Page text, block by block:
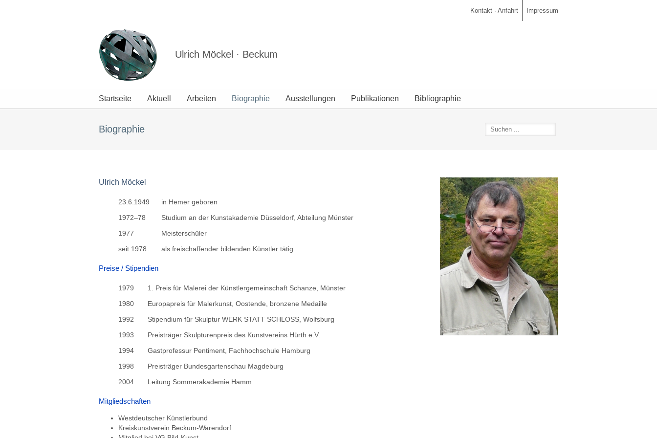
Kontakt · Anfahrt Impressum
Ulrich Möckel · Beckum
Startseite Aktuell Arbeiten Biographie Ausstellungen Publikationen Bibliographie
Biographie
Ulrich Möckel
23.6.1949
in Hemer geboren
1972–78
Studium an der Kunstakademie Düsseldorf, Abteilung Münster
1977
Meisterschüler
seit 1978
als freischaffender bildenden Künstler tätig
Preise / Stipendien
1979
1. Preis für Malerei der Künstlergemeinschaft Schanze, Münster
1980
Europapreis für Malerkunst, Oostende, bronzene Medaille
1992
Stipendium für Skulptur WERK STATT SCHLOSS, Wolfsburg
1993
Preisträger Skulpturenpreis des Kunstvereins Hürth e.V.
1994
Gastprofessur Pentiment, Fachhochschule Hamburg
1998
Preisträger Bundesgartenschau Magdeburg
2004
Leitung Sommerakademie Hamm
Mitgliedschaften
Westdeutscher Künstlerbund
Kreiskunstverein Beckum-Warendorf